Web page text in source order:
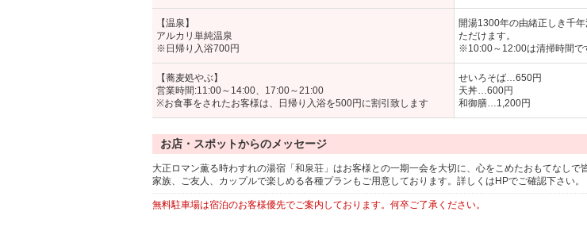
【温泉】
アルカリ単純温泉
※日帰り入浴700円
開湯1300年の由緒正しき千
ただけます。
※10:00～12:00は清掃時間で
【蕎麦処やぶ】
営業時間:11:00～14:00、17:00～21:00
※お食事をされたお客様は、日帰り入浴を500円に割引致します
せいろそば…650円
天丼…600円
和御膳…1,200円
お店・スポットからのメッセージ
大正ロマン薫る時わすれの湯宿「和泉荘」はお客様との一期一会を大切に、心をこめたおもてなしで
家族、ご友人、カップルで楽しめる各種プランもご用意しております。詳しくはHPでご確認下さい。
無料駐車場は宿泊のお客様優先でご案内しております。何卒ご了承ください。